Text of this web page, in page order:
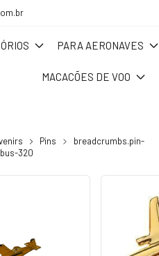
PARA AERONAVES
MACACÕES DE VOO
Pins
breadcrumbs.pin-
320